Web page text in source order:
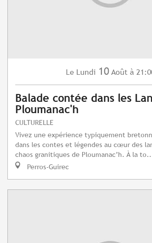
Le Lundi 10 Août à
Balade contée dans les
Ploumanac'h
CULTURELLE
Vivez une expérience typiquement
dans les contes et légendes au cœur des
chaos granitiques de Ploumanac’h. À la
Perros-Guirec